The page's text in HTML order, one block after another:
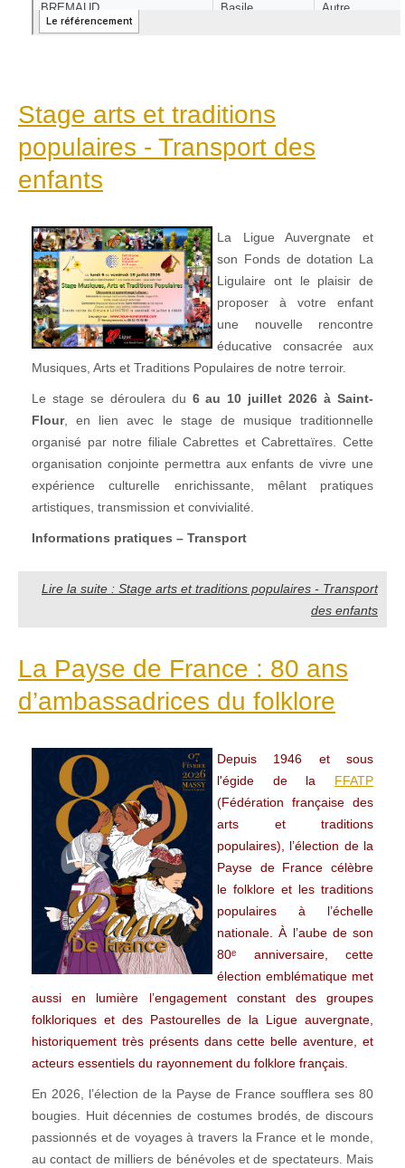
Stage arts et traditions
populaires - Transport des
enfants
La Ligue Auvergnate et
son Fonds de dotation La
Ligulaire ont le plaisir de
proposer à votre enfant
une nouvelle rencontre
éducative consacrée aux
Musiques, Arts et Traditions Populaires de notre terroir.
Le stage se déroulera du 6 au 10 juillet 2026 à Saint-
Flour, en lien avec le stage de musique traditionnelle
organisé par notre filiale Cabrettes et Cabrettaïres. Cette
organisation conjointe permettra aux enfants de vivre une
expérience culturelle enrichissante, mêlant pratiques
artistiques, transmission et convivialité.
Informations pratiques – Transport
Lire la suite : Stage arts et traditions populaires - Transport
des enfants
La Payse de France : 80 ans
d’ambassadrices du folklore
Depuis 1946 et sous
l'égide de la FFATP
(Fédération française des
arts et traditions
populaires), l’élection de la
Payse de France célèbre
le folklore et les traditions
populaires à l’échelle
nationale. À l’aube de son
80ᵉ anniversaire, cette
élection emblématique met
aussi en lumière l’engagement constant des groupes
folkloriques et des Pastourelles de la Ligue auvergnate,
historiquement très présents dans cette belle aventure, et
acteurs essentiels du rayonnement du folklore français.
En 2026, l’élection de la Payse de France soufflera ses 80
bougies. Huit décennies de costumes brodés, de discours
passionnés et de voyages à travers la France et le monde,
au contact de milliers de bénévoles et de spectateurs. Mais